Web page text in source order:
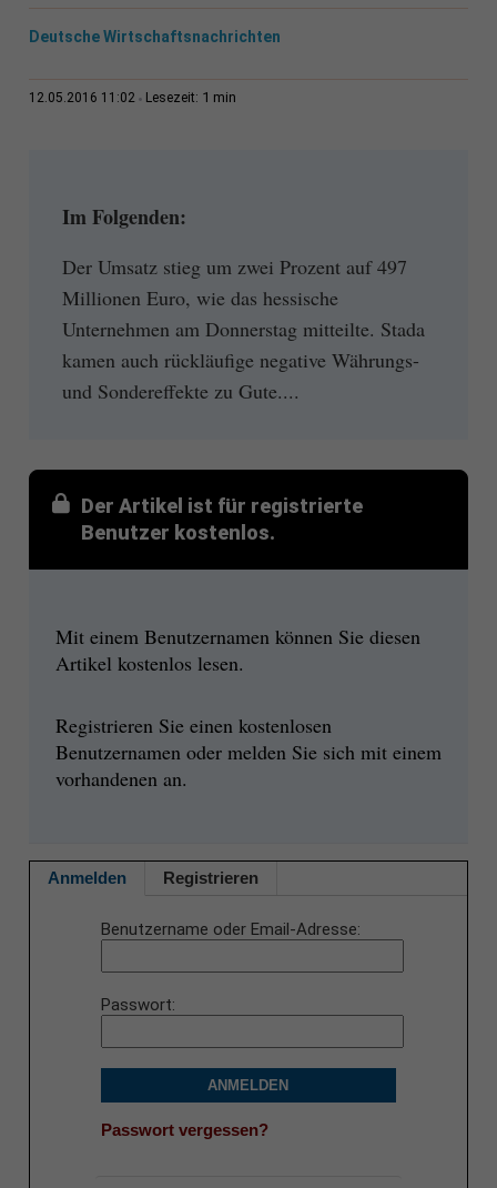
Deutsche Wirtschaftsnachrichten
12.05.2016 11:02 Lesezeit: 1 min
Im Folgenden:
Der Umsatz stieg um zwei Prozent auf 497
Millionen Euro, wie das hessische
Unternehmen am Donnerstag mitteilte. Stada
kamen auch rückläufige negative Währungs-
und Sondereffekte zu Gute....
Der Artikel ist für registrierte
Benutzer kostenlos.
Mit einem Benutzernamen können Sie diesen
Artikel kostenlos lesen.
Registrieren Sie einen kostenlosen
Benutzernamen oder melden Sie sich mit einem
vorhandenen an.
Anmelden Registrieren
Benutzername oder Email-Adresse
Passwort
ANMELDEN
Passwort vergessen?